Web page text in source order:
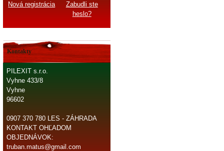
Nová registrácia
Zabudli ste
heslo?
Kontakty
PILEXIT s.r.o.
Vyhne 433/8
Vyhne
96602
0907 370 780 LES - ZÁHRADA
KONTAKT OHĽADOM
OBJEDNÁVOK:
truban.matus@gmail.com